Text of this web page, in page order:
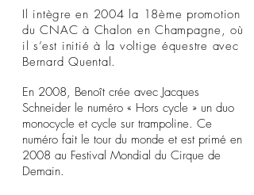
Il intègre en 2004 la 18ème promotion
du CNAC à Chalon en Champagne, où
il s’est initié à la voltige équestre avec
Bernard Quental.
En 2008, Benoît crée avec Jacques
Schneider le numéro « Hors cycle » un duo
monocycle et cycle sur trampoline. Ce
numéro fait le tour du monde et est primé en
2008 au Festival Mondial du Cirque de
Demain.